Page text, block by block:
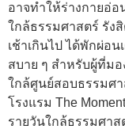
อาจทำให้ร่างกายอ่
ใกล้ธรรมศาสตร์ รัง
เช้าเกินไป ได้พักผ่อ
สบาย ๆ สำหรับผู้ที่ม
ใกล้ศูนย์สอบธรรมศ
โรงแรม The
รายวันใกล้ธรรมศา